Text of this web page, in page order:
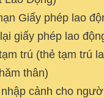
Giấy phép lao
giấy phép lao
trú (thẻ tạm trú
thân)
cảnh cho